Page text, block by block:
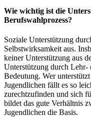
Wie wichtig ist die
Berufswahlprozess?
Soziale Unterstützung
Selbstwirksamkeit aus.
keiner Unterstützung aus
Unterstützung durch Lehr-
Bedeutung. Wer
Jugendlichen fällt es so
zurechtzufinden und sich
bildet das gute Verhältnis
Jugendlichen die Basis.